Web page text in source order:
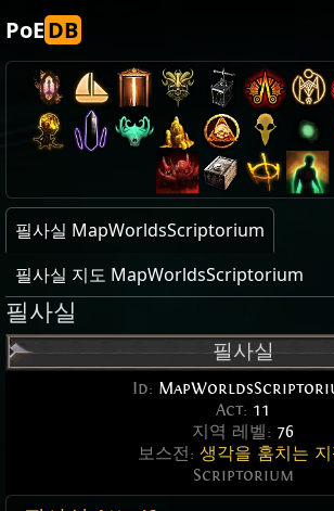
PoEDB
필사실 MapWorldsScriptorium
필사실 지도 MapWorldsScriptorium
필사실
필사실
Id:
Act: 11
지역 레벨: 76
보스전: 생각을 훔치는 지
Scriptorium